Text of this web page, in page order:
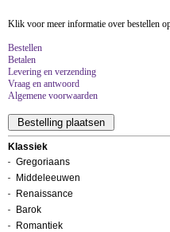
Klik voor meer informatie over bestellen
Bestellen
Betalen
Levering en verzending
Vraag en antwoord
Algemene voorwaarden
Klassiek
Gregoriaans
Middeleeuwen
Renaissance
Barok
Romantiek